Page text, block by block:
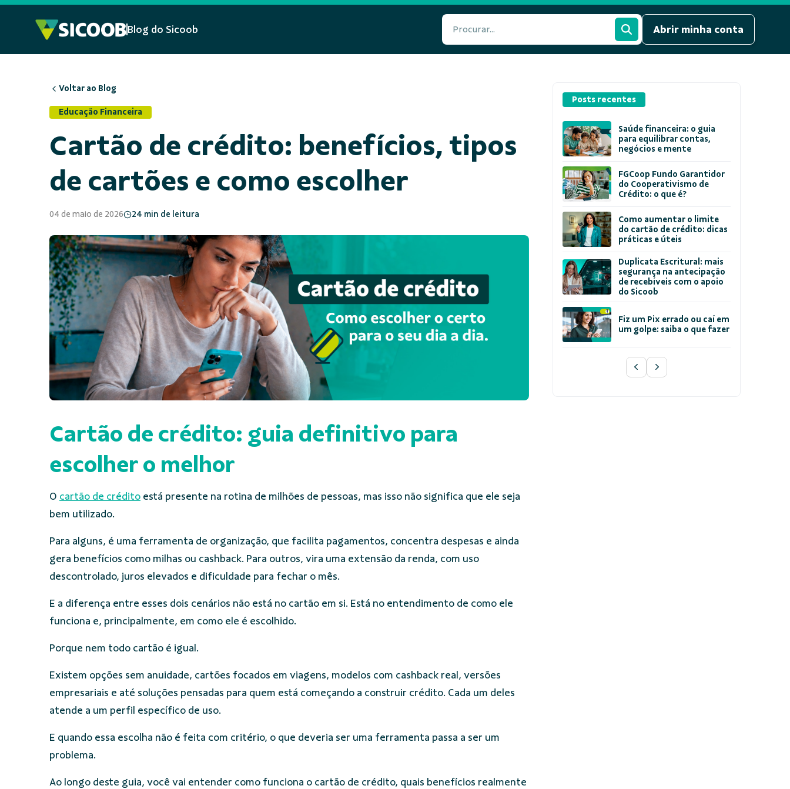
Blog do Sicoob Abrir minha conta
Voltar ao Blog
Educação Financeira
Cartão de crédito: benefícios, tipos
de cartões e como escolher
04 de maio de 2026 24 min de leitura
Cartão de crédito: guia definitivo para
escolher o melhor
O cartão de crédito está presente na rotina de milhões de pessoas, mas isso não significa que ele seja
bem utilizado.
Para alguns, é uma ferramenta de organização, que facilita pagamentos, concentra despesas e ainda
gera benefícios como milhas ou cashback. Para outros, vira uma extensão da renda, com uso
descontrolado, juros elevados e dificuldade para fechar o mês.
E a diferença entre esses dois cenários não está no cartão em si. Está no entendimento de como ele
funciona e, principalmente, em como ele é escolhido.
Porque nem todo cartão é igual.
Existem opções sem anuidade, cartões focados em viagens, modelos com cashback real, versões
empresariais e até soluções pensadas para quem está começando a construir crédito. Cada um deles
atende a um perfil específico de uso.
E quando essa escolha não é feita com critério, o que deveria ser uma ferramenta passa a ser um
problema.
Ao longo deste guia, você vai entender como funciona o cartão de crédito, quais benefícios realmente
Posts recentes
Saúde financeira: o guia
para equilibrar contas,
negócios e mente
FGCoop Fundo Garantidor
do Cooperativismo de
Crédito: o que é?
Como aumentar o limite
do cartão de crédito: dicas
práticas e úteis
Duplicata Escritural: mais
segurança na antecipação
de recebíveis com o apoio
do Sicoob
Fiz um Pix errado ou caí em
um golpe: saiba o que fazer